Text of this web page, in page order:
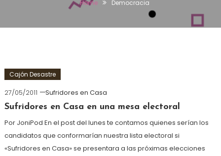
Home Democracia
Cajón Desastre
27/05/2011
Sufridores en Casa
Sufridores en Casa en una mesa electoral
Por JoniPod En el post del lunes te contamos quienes serían los
candidatos que conformarían nuestra lista electoral si
«Sufridores en Casa» se presentara a las próximas elecciones